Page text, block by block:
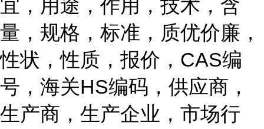
宜，用途，作用，技术，含
量，规格，标准，质优价廉，
性状，性质，报价，CAS编
号，海关HS编码，供应商，
生产商，生产企业，市场行